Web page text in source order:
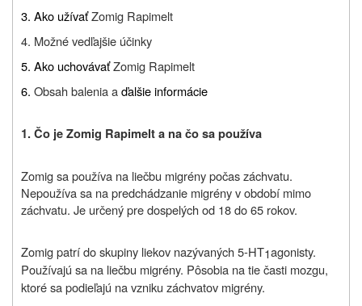
3. Ako užívaťZomig Rapimelt
4. Možné vedľajšie účinky
5. Ako uchovávaťZomig Rapimelt
6. Obsah balenia aďalšie informácie
1. Čo jeZomig Rapimelta na čo sa používa
Zomig sa používa na liečbu migrény počas záchvatu.
Nepoužíva sa na predchádzanie migrény v období mimo
záchvatu. Je určený pre dospelých od 18 do 65 rokov.
Zomig patrí do skupiny liekov nazývaných 5‑HT1agonisty.
Používajú sa na liečbu migrény. Pôsobia na tie časti mozgu,
ktoré sa podieľajú na vzniku záchvatov migrény.